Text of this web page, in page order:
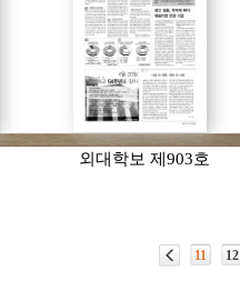
외대학보 제903호
11 12